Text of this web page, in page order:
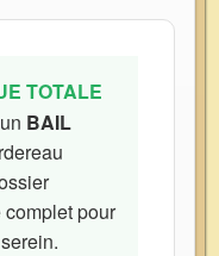
TOTALE
BAIL
pour